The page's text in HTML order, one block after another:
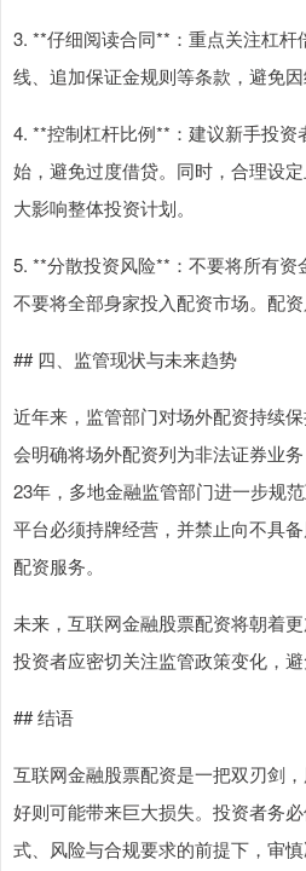
3. **仔细阅读合同**：重点关注杠
线、追加保证金规则等条款，避免因
4. **控制杠杆比例**：建议新手投
始，避免过度借贷。同时，合理设
大影响整体投资计划。
5. **分散投资风险**：不要将所有
不要将全部身家投入配资市场。配资
## 四、监管现状与未来趋势
近年来，监管部门对场外配资持续
会明确将场外配资列为非法证券业
23年，多地金融监管部门进一步规
平台必须持牌经营，并禁止向不具
配资服务。
未来，互联网金融股票配资将朝着更
投资者应密切关注监管政策变化，避
## 结语
互联网金融股票配资是一把双刃剑
好则可能带来巨大损失。投资者务
式、风险与合规要求的前提下，审